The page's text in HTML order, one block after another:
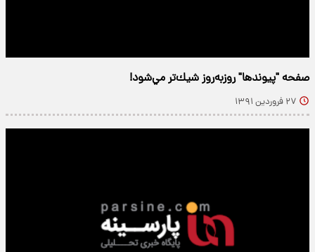
صفحه "پيوندها" روزبه‌روز شيك‌تر مي‌شود!
۲۷ فروردین ۱۳۹۱